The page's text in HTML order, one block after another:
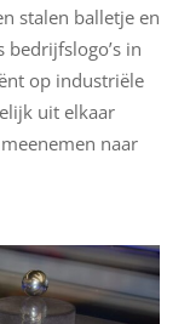
stalen balletje en
bedrijfslogo’s in
op industriële
uit elkaar
naar